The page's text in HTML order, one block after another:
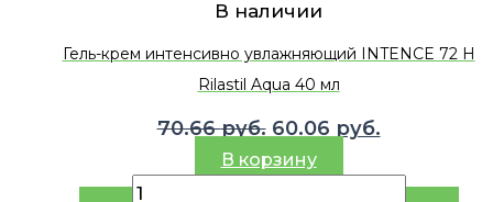
В наличии
Гель-крем интенсивно увлажняющий INTENCE 72 H
Rilastil Aqua 40 мл
70.66руб. Первоначальная
цена
60.06 руб.Текущая
60.06 руб..
В корзину